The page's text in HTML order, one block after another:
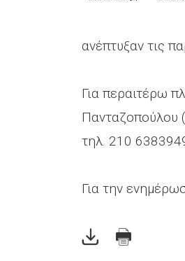
ανέπτυξαν τις
Για περαιτέρω
Πανταζοπούλου
τηλ. 210
Για την